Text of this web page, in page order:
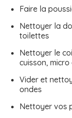
Faire la
Nettoyer la
toilettes
Nettoyer le
cuisson,
Vider et
ondes
Nettoyer vos